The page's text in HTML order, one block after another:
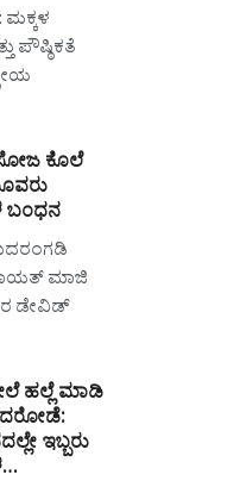
ಪೌಷ್ಠಿಕತೆ
ಕೊಲೆ
ಮಾಜಿ
ಡೇವಿಡ್
ಹಲ್ಲೆ ಮಾಡಿ
ದರೋಡೆ:
ಇಬ್ಬರು